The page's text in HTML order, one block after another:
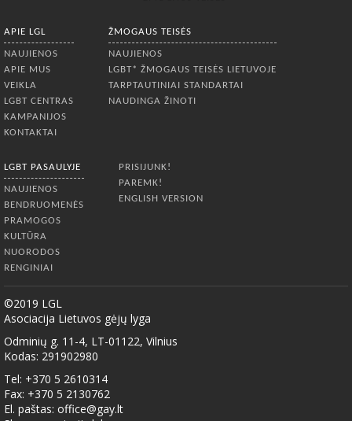
APIE LGL
NAUJIENOS
APIE MUS
VEIKLA
LGBT CENTRAS
KAMPANIJOS
KONTAKTAI
ŽMOGAUS TEISĖS
NAUJIENOS
LGBT* ŽMOGAUS TEISĖS LIETUVOJE
TARPTAUTINIAI STANDARTAI
NAUDINGA ŽINOTI
LGBT PASAULYJE
NAUJIENOS
BENDRUOMENĖS
PRAMOGOS
KULTŪRA
NUORODOS
RENGINIAI
PRISIJUNK!
PAREMK!
ENGLISH VERSION
©2019 LGL
Asociacija Lietuvos gėjų lyga
Odminių g. 11-4, LT-01122, Vilnius
Kodas: 291902980
Tel: +370 5 2610314
Fax: +370 5 2130762
El. paštas: office@gay.lt